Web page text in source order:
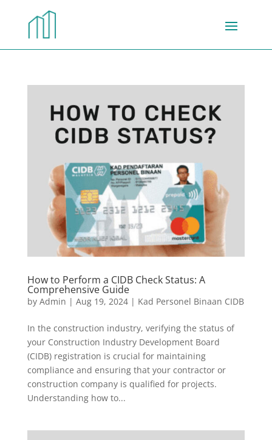
How to Perform a CIDB Check Status: A
Comprehensive Guide
by Admin | Aug 19, 2024| Kad Personel Binaan CIDB
In the construction industry, verifying the status of
your Construction Industry Development Board
(CIDB) registration is crucial for maintaining
compliance and ensuring that your contractor or
construction company is qualified for projects.
Understanding how to...